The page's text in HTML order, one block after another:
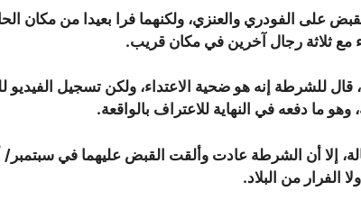
على الفودري والعنزي، ولكنهما فرا بعيدا من مكان
مع ثلاثة رجال آخرين في مكان قريب.
للشرطة إنه هو ضحية الاعتداء، ولكن تسجيل الفيديو
ما دفعه في النهاية للاعتراف بالواقعة.
إلا أن الشرطة عادت وألقت القبض عليهما في سبتمبر/
الفرار من البلاد.